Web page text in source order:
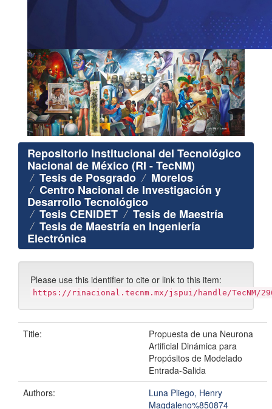
Repositorio Institucional del Tecnológico
Nacional de México (RI - TecNM)
Tesis de Posgrado Morelos
Centro Nacional de Investigación y
Desarrollo Tecnológico
Tesis CENIDET Tesis de Maestría
Tesis de Maestría en Ingeniería
Electrónica
Please use this identifier to cite or link to this item:
https://rinacional.tecnm.mx/jspui/handle/TecNM/
Title:
Propuesta de una Neurona
Artificial Dinámica para
Propósitos de Modelado
Entrada-Salida
Authors:
Luna Pliego, Henry
Magdaleno%850874